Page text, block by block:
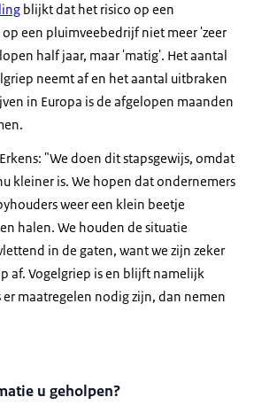
blijkt dat het risico op een
een pluimveebedrijf niet meer 'zeer
half jaar, maar 'matig'. Het aantal
neemt af en het aantal uitbraken
in Europa is de afgelopen maanden
"We doen dit stapsgewijs, omdat
kleiner is. We hopen dat ondernemers
weer een klein beetje
halen. We houden de situatie
in de gaten, want we zijn zeker
af. Vogelgriep is en blijft namelijk
maatregelen nodig zijn, dan nemen
u geholpen?